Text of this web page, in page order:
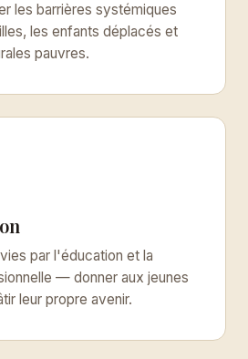
les barrières systémiques
les enfants déplacés et
pauvres.
par l'éducation et la
— donner aux jeunes
leur propre avenir.